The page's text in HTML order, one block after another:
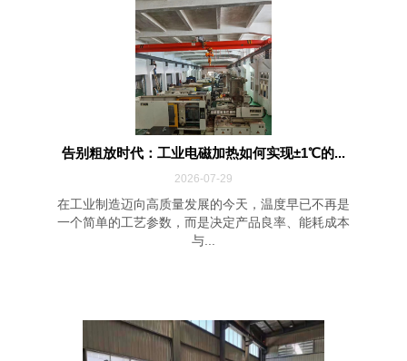
告别粗放时代：工业电磁加热如何实现±1℃的...
2026-07-29
在工业制造迈向高质量发展的今天，温度早已不再是
一个简单的工艺参数，而是决定产品良率、能耗成本
与...